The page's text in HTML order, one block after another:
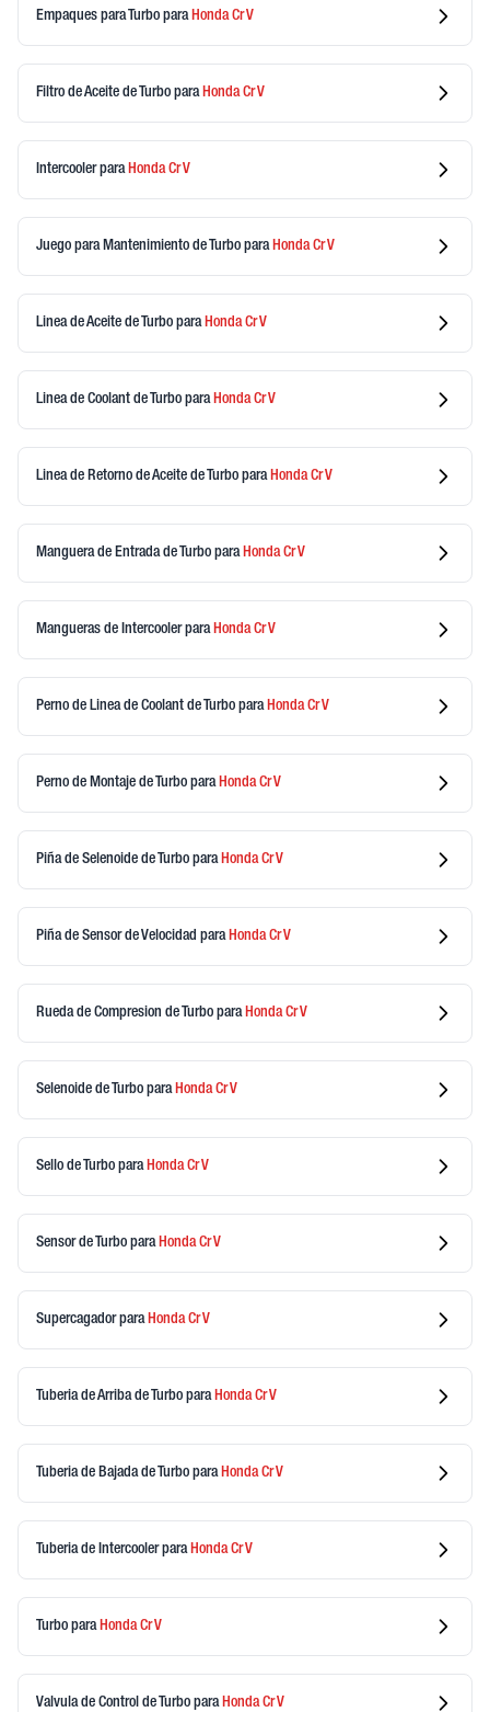
Empaques para Turbo para HondaCr V
Filtro de Aceite de Turbo para HondaCr V
Intercoolerpara HondaCr V
Juego para Mantenimiento de Turbo para HondaCr V
Linea de Aceite de Turbo para HondaCr V
Linea de Coolant de Turbo para HondaCr V
Linea de Retorno de Aceite de Turbo para HondaCr V
Manguera de Entrada de Turbo para HondaCr V
Mangueras de Intercoolerpara HondaCr V
Perno de Linea de Coolant de Turbo para HondaCr V
Perno de Montaje de Turbo para HondaCr V
Piña de Selenoide de Turbo para HondaCr V
Piña de Sensor de Velocidad para HondaCr V
Rueda de Compresion de Turbo para HondaCr V
Selenoide de Turbo para HondaCr V
Sello de Turbo para HondaCr V
Sensor de Turbo para HondaCr V
Supercagadorpara HondaCr V
Tuberia de Arriba de Turbo para HondaCr V
Tuberia de Bajada de Turbo para HondaCr V
Tuberia de Intercoolerpara HondaCr V
Turbo para HondaCr V
Valvula de Control de Turbo para HondaCr V